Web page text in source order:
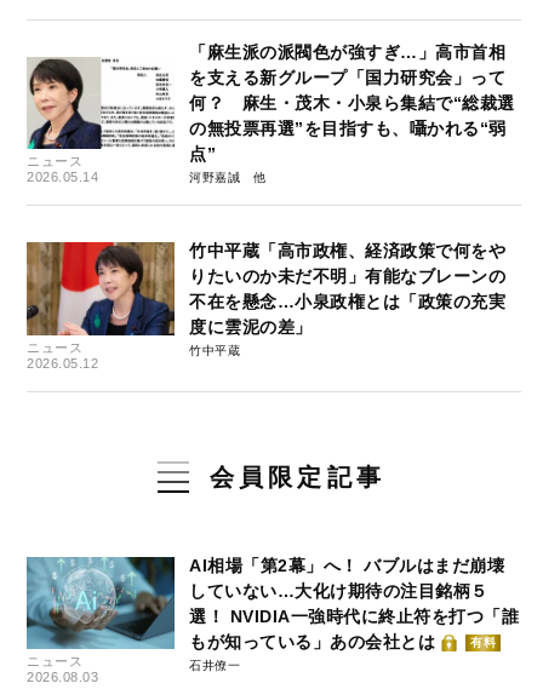
ニュース
2026.05.14
「麻生派の派閥色が強すぎ…」高市首相
を支える新グループ「国力研究会」って
何？ 麻生・茂木・小泉ら集結で“総裁選
の無投票再選”を目指すも、囁かれる“弱
点”
河野嘉誠
ニュース
2026.05.12
竹中平蔵「高市政権、経済政策で何をや
りたいのか未だ不明」有能なブレーンの
不在を懸念…小泉政権とは「政策の充実
度に雲泥の差」
竹中平蔵
会員限定記事
ニュース
2026.08.03
AI相場「第2幕」へ！ バブルはまだ崩壊
していない…大化け期待の注目銘柄５
選！ NVIDIA一強時代に終止符を打つ「誰
もが知っている」あの会社とは
有料
石井僚一